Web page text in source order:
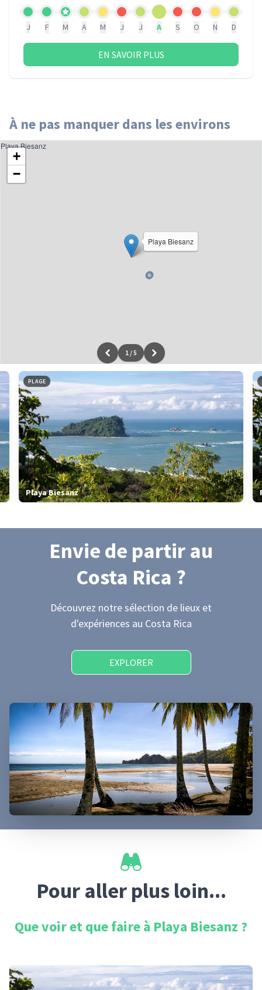
J F M A M J J A S O N D
EN SAVOIR PLUS
À ne pas manquer dans les environs
Playa Biesanz
+
−
Leaflet|données ©OpenStreetMap/ODbL - renduOSM France
Playa Biesanz
1 /5
PLAGE
Playa Biesanz
Envie de partir au
Costa Rica ?
Découvrez notre sélection de lieux et
d'expériences au Costa Rica
EXPLORER
Pour aller plus loin...
Que voir et que faire à Playa Biesanz ?